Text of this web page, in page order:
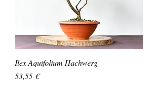
Ilex Aquifolium Hachwerg
Precio
53,55 €